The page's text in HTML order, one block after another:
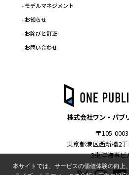
- モデルマネジメント
- お知らせ
- お詫びと訂正
- お問い合わせ
株式会社ワン・パブ
〒105-0003
東京都港区西新橋2
3東洋海事ビ
本サイトでは、サービスの価値体験の向上